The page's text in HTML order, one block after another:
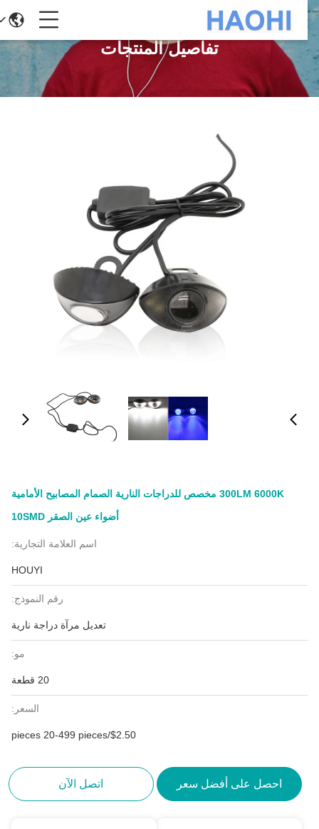
تفاصيل المنتجات
300LM 6000K مخصص للدراجات النارية الصمام المصابيح الأمامية
أضواء عين الصقر 10SMD
اسم العلامة التجارية:
HOUYI
رقم النموذج:
تعديل مرآة دراجة نارية
مو:
20 قطعة
السعر:
$2.50/pieces 20-499 pieces
احصل على أفضل سعر اتصل الآن